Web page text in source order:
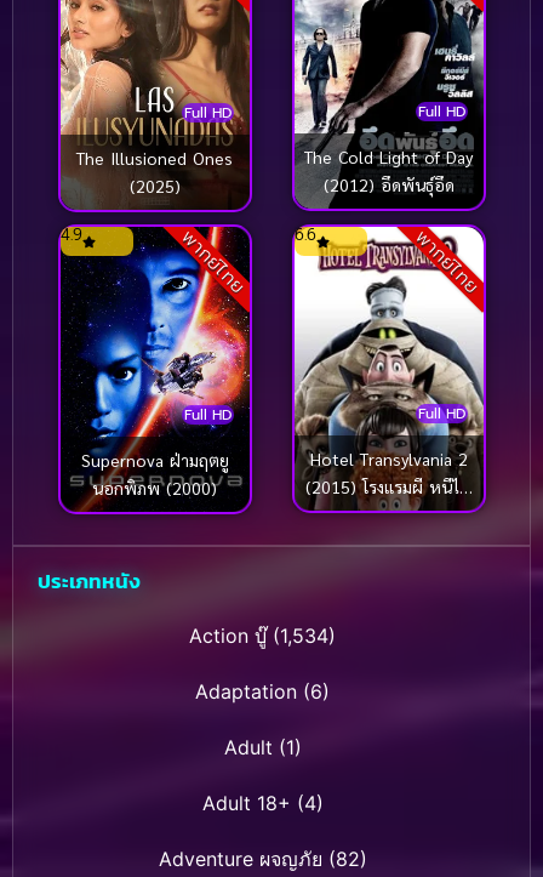
Full HD
The Illusioned Ones
(2025)
Full HD
The Cold Light of Day
(2012) อึดพันธุ์อึด
พากย์ไทย
Full HD
4.9
Supernova ฝ่ามฤตยู
นอกพิภพ (2000)
พากย์ไทย
Full HD
6.6
Hotel Transylvania 2
(2015) โรงแรมผี หนีไป
พักร้อน ภาค 2
ประเภทหนัง
Action บู๊(1,534)
Adaptation (6)
Adult (1)
Adult 18+ (4)
Adventure ผจญภัย (82)